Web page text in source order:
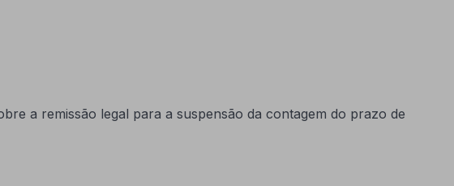
a remissão legal para a suspensão da contagem do prazo de